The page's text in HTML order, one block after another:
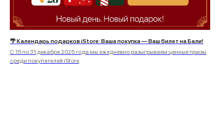
🌴 Календарь подарков iStore: Ваша покупка — Ваш билет на Бали!
С 15 по 31 декабря 2025 года мы ежедневно разыгрываем ценные призы
среди покупателей iStore